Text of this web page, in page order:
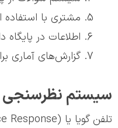
مشتری با
اطلاعات در
گزارش‌های آماری
سیستم نظرسنجی